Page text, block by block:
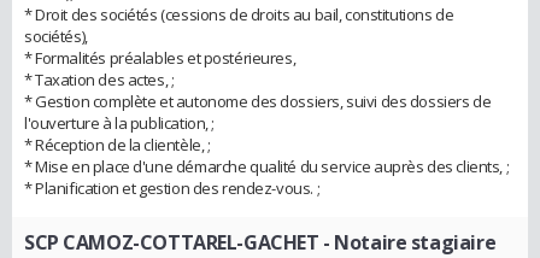
* Droit des sociétés (cessions de droits au bail, constitutions de
sociétés),
* Formalités préalables et postérieures,
* Taxation des actes, ;
* Gestion complète et autonome des dossiers, suivi des dossiers de
l'ouverture à la publication, ;
* Réception de la clientèle, ;
* Mise en place d'une démarche qualité du service auprès des clients, ;
* Planification et gestion des rendez-vous. ;
SCP CAMOZ-COTTAREL-GACHET - Notaire stagiaire